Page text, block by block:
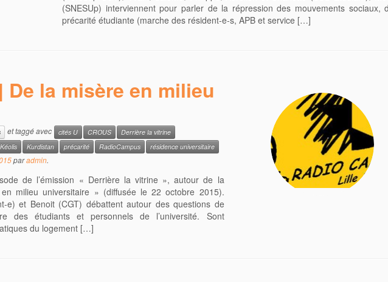
(SNESUp) interviennent pour parler de la répression des mouvements sociaux,
précarité étudiante (marche des résident-e-s, APB et service […]
De la misère en milieu
et taggé avec cités U CROUS
Derrière la vitrine
Kéolis Kurdistan précarité RadioCampus
résidence universitaire
paradmin.
de l’émission « Derrière la vitrine », autour de la
milieu universitaire » (diffusée le 22 octobre 2015).
e) et Benoit (CGT) débattent autour des questions de
des étudiants et personnels de l’université. Sont
du logement […]